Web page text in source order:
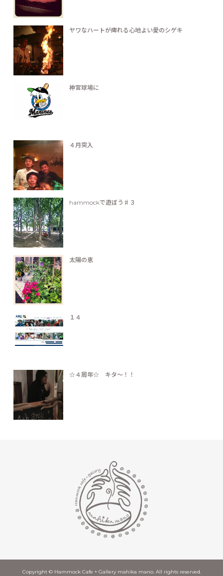
ヤワなハートが痺れる心地よい愛のシゲキ
神宮球場に
４月突入
hammockで遊ぼう♯３
太陽の恵
１４
☆４周年☆ キタ〜！！
Copyright © Hammock Cafe + Gallery mahika mano. All rights reserved.